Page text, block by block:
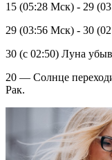
15 (05:28 Мск) - 29
29 (03:56 Мск) - 30
30 (с 02:50) Луна
20 — Солнце
Рак.